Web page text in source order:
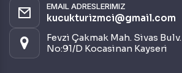
EMAIL ADRESLERIMIZ
kucukturizmci@gmail.com
Fevzi Çakmak Mah. Sivas Bulv.
No:91/D Kocasinan Kayseri